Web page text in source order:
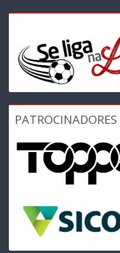
PATROCINADORES